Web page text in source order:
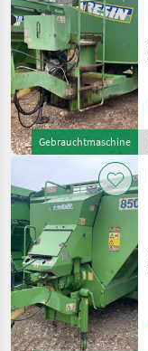
Gebrauchtmaschine